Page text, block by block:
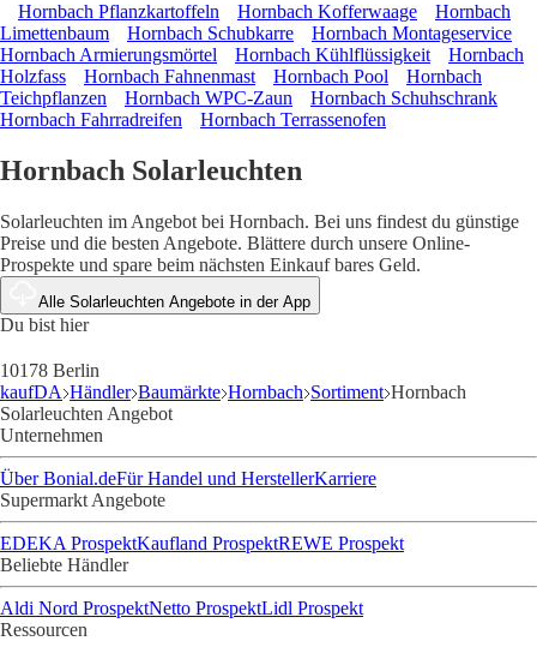
Hornbach Pflanzkartoffeln Hornbach Kofferwaage
Hornbach
Limettenbaum
Hornbach Schubkarre
Hornbach Montageservice
Hornbach Armierungsmörtel
Hornbach Kühlflüssigkeit
Hornbach
Holzfass
Hornbach Fahnenmast Hornbach Pool
Hornbach
Teichpflanzen
Hornbach WPC-Zaun
Hornbach Schuhschrank
Hornbach Fahrradreifen
Hornbach Terrassenofen
Hornbach Solarleuchten
Solarleuchten im Angebot bei Hornbach. Bei uns findest du günstige
Preise und die besten Angebote. Blättere durch unsere Online-
Prospekte und spare beim nächsten Einkauf bares Geld.
Alle Solarleuchten Angebote in der App
Du bist hier
10178 Berlin
kaufDA Händler Baumärkte Hornbach Sortiment Hornbach
Solarleuchten Angebot
Unternehmen
Über Bonial.deFür Handel und HerstellerKarriere
Supermarkt Angebote
EDEKA ProspektKaufland ProspektREWE Prospekt
Beliebte Händler
Aldi Nord ProspektNetto ProspektLidl Prospekt
Ressourcen